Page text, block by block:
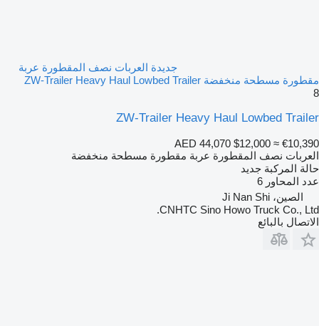
جديدة العربات نصف المقطورة عربة
مقطورة مسطحة منخفضة ZW-Trailer Heavy Haul Lowbed Trailer
8
ZW-Trailer Heavy Haul Lowbed Trailer
AED 44,070 $12,000 ≈ €10,390
العربات نصف المقطورة عربة مقطورة مسطحة منخفضة
حالة المركبة جديد
عدد المحاور 6
الصين، Ji Nan Shi
CNHTC Sino Howo Truck Co., Ltd.
الاتصال بالبائع